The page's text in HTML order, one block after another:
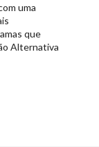
uma
que
Alternativa